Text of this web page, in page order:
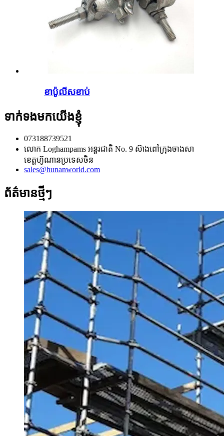
ខាប៉ូលីសខាប់
ទាក់ទងមកយើងខ្ញុំ
073188739521
លោក Loghampams អន្តរជាតិ No. 9 ស៊ាងពៅក្រុងចាងសា
ខេត្តហ៊ូណានប្រទេសចិន
sales@hunanworld.com
ព័ត៌មានថ្មីៗ